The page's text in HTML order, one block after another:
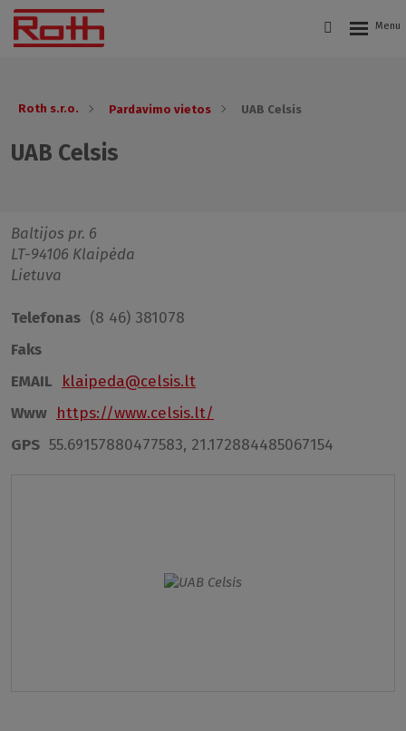
Roth s.r.o. Pardavimo vietos UAB Celsis
UAB Celsis
Baltijos pr. 6
LT-94106 Klaipėda
Lietuva
Telefonas (8 46) 381078
Faks
EMAIL
klaipeda@celsis.lt
Www https://www.celsis.lt/
GPS 55.69157880477583, 21.172884485067154